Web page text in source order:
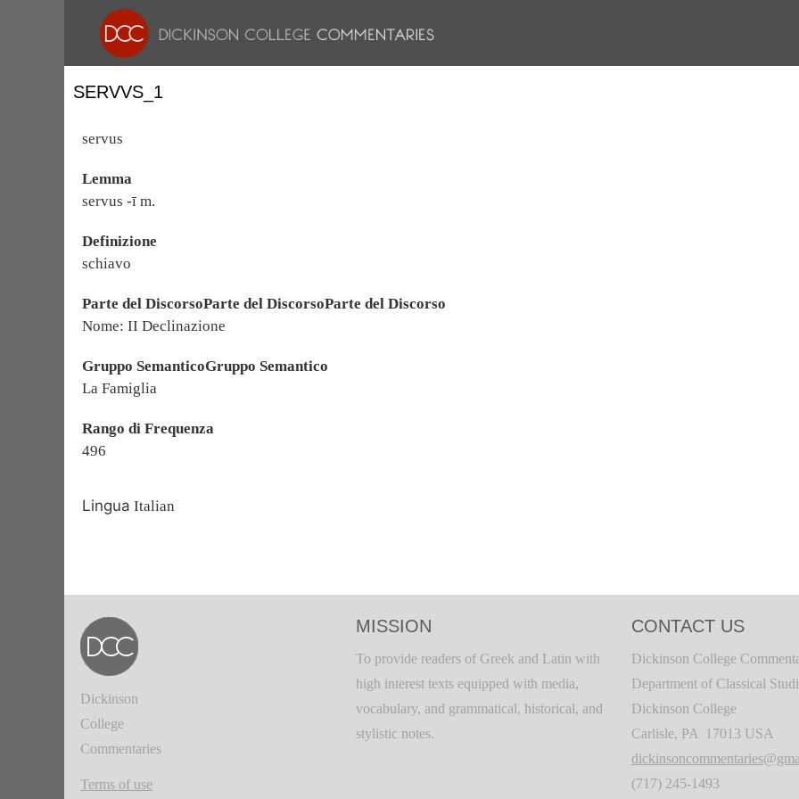
SERVVS_1
servus
Lemma
servus -ī m.
Definizione
schiavo
Parte del DiscorsoParte del DiscorsoParte del Discorso
Nome: II Declinazione
Gruppo SemanticoGruppo Semantico
La Famiglia
Rango di Frequenza
496
Lingua Italian
Dickinson
College
Commentaries
Terms of use
MISSION
To provide readers of Greek and Latin with
high interest texts equipped with media,
vocabulary, and grammatical, historical, and
stylistic notes.
CONTACT US
Dickinson College
Department of Classical
Dickinson College
Carlisle, PA 17013 USA
(717) 245-1493